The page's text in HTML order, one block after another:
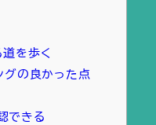
を歩く
グの良かった点
できる